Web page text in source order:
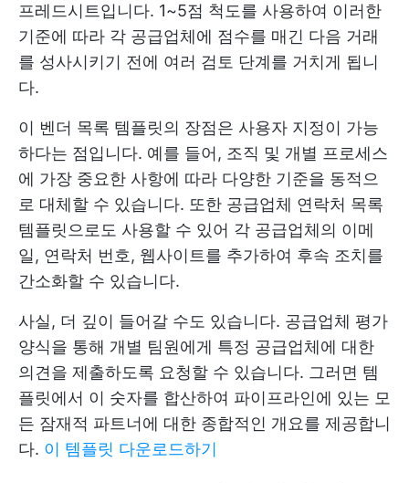
프레드시트입니다. 1~5점 척도를 사용하여 이러한
기준에 따라 각 공급업체에 점수를 매긴 다음 거래
를 성사시키기 전에 여러 검토 단계를 거치게 됩니
다.
이 벤더 목록 템플릿의 장점은 사용자 지정이 가능
하다는 점입니다. 예를 들어, 조직 및 개별 프로세스
에 가장 중요한 사항에 따라 다양한 기준을 동적으
로 대체할 수 있습니다. 또한 공급업체 연락처 목록
템플릿으로도 사용할 수 있어 각 공급업체의 이메
일, 연락처 번호, 웹사이트를 추가하여 후속 조치를
간소화할 수 있습니다.
사실, 더 깊이 들어갈 수도 있습니다. 공급업체 평가
양식을 통해 개별 팀원에게 특정 공급업체에 대한
의견을 제출하도록 요청할 수 있습니다. 그러면 템
플릿에서 이 숫자를 합산하여 파이프라인에 있는 모
든 잠재적 파트너에 대한 종합적인 개요를 제공합니
다. 이 템플릿 다운로드하기